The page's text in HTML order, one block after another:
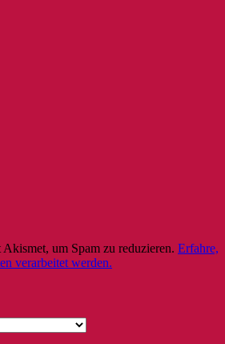
um Spam zu reduzieren. Erfahre,
verarbeitet werden.